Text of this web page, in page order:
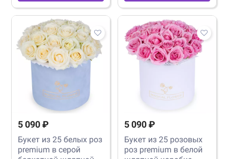
5 090 ₽
Букет из 25 белых роз
premium в серой
5 090 ₽
Букет из 25 розовых
роз premium в белой